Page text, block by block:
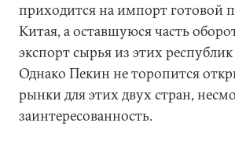
приходится на импорт готовой
Китая, а оставшуюся часть
экспорт сырья из этих
Однако Пекин не торопится
рынки для этих двух стран,
заинтересованность.